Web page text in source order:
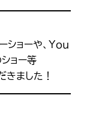
ョーや、Ｙｏｕ
ショー等
きました！